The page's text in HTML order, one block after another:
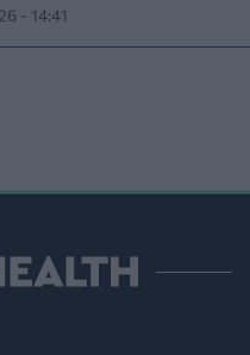
μέτρων ατομικής
Οι επιστήμονες
διαφορετικών ειδών
- 14:41